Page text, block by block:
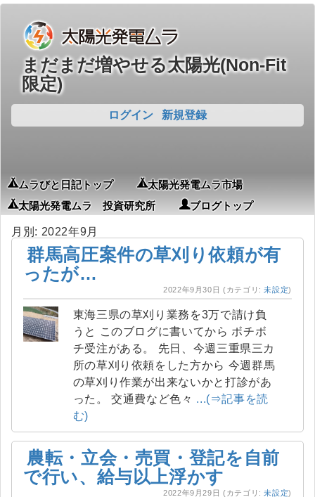
まだまだ増やせる太陽光(Non-Fit
限定)
ログイン 新規登録
ムラびと日記トップ
太陽光発電ムラ市場
太陽光発電ムラ 投資研究所
ブログトップ
月別: 2022年9月
群馬高圧案件の草刈り依頼が有
ったが…
2022年9月30日 (カテゴリ:未設定)
東海三県の草刈り業務を3万で請け負
うと このブログに書いてから ボチボ
チ受注がある。 先日、今週三重県三カ
所の草刈り依頼をした方から 今週群馬
の草刈り作業が出来ないかと打診があ
った。 交通費など色々 ...(⇒記事を読
む)
農転・立会・売買・登記を自前
で行い、給与以上浮かす
2022年9月29日 (カテゴリ:未設定)